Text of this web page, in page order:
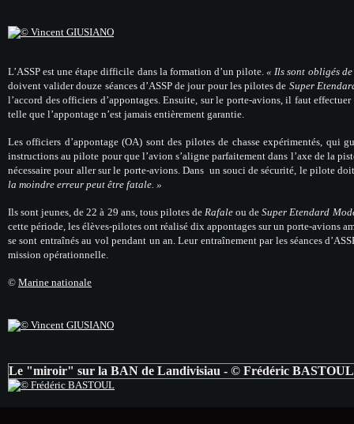
L’ASSP est une étape difficile dans la formation d’un pilote.« Ils sont obligés
doivent valider douze séances d’ASSP de jour pour les pilotes de Super
l’accord des officiers d’appontages. Ensuite, sur le porte-avions, il faut
telle que l’appontage n’est jamais entièrement garantie.
Les officiers d’appontage (OA) sont des pilotes de chasse expérimentés,
instructions au pilote pour que l’avion s’aligne parfaitement dans l’axe de la
nécessaire pour aller sur le porte-avions. Dans un souci de sécurité, le pilote
la moindre erreur peut être fatale. »
Ils sont jeunes, de 22 à 29 ans, tous pilotes de Rafale ou deSuper Etendard
cette période, les élèves-pilotes ont réalisé dix appontages sur un porte-avions
se sont entraînés au vol pendant un an. Leur entraînement par les séances
mission opérationnelle.
© Marine nationale
Le "miroir" sur la BAN de Landivisiau - © Frédéric BASTOUL